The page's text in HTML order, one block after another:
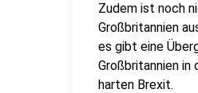
Zudem ist noch
Großbritannien
es gibt eine
Großbritannien
harten Brexit.